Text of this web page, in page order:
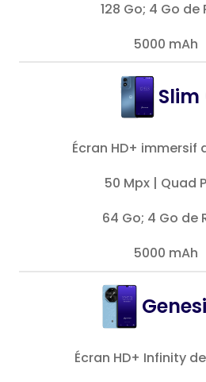
128 Go; 4 Go de
5000 mAh
Slim
Écran HD+ immersif
50 Mpx | Quad
64 Go; 4 Go de
5000 mAh
Écran HD+ Infinity